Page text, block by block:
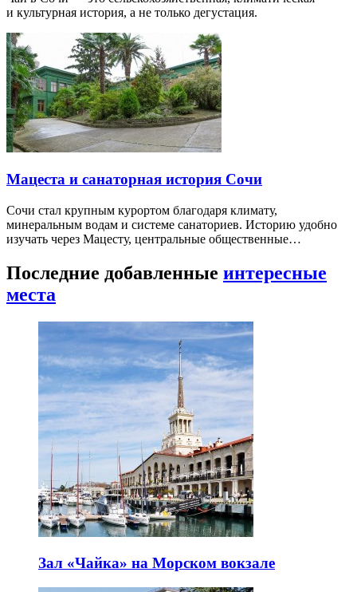
и культурная история, а не только дегустация.
Мацеста и санаторная история Сочи
Сочи стал крупным курортом благодаря климату,
минеральным водам и системе санаториев. Историю удобно
изучать через Мацесту, центральные общественные…
Последние добавленные интересные
места
Зал «Чайка» на Морском вокзале